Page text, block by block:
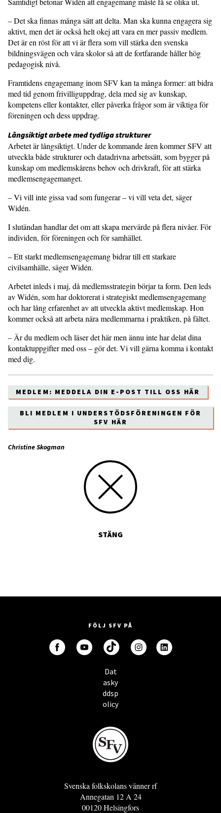
– Det ska finnas många sätt att delta. Man ska kunna engagera sig
aktivt, men det är också helt okej att vara en mer passiv medlem.
Det är en röst för att vi är flera som vill stärka den svenska
bildningsvägen och våra skolor så att de fortfarande håller hög
pedagogisk nivå.
Framtidens engagemang inom SFV kan ta många former: att bidra
med tid genom frivilliguppdrag, dela med sig av kunskap,
kompetens eller kontakter, eller påverka frågor som är viktiga för
föreningen och dess uppdrag.
Långsiktigt arbete med tydliga strukturer
Arbetet är långsiktigt. Under de kommande åren kommer SFV att
utveckla både strukturer och datadrivna arbetssätt, som bygger på
kunskap om medlemskårens behov och drivkraft, för att stärka
medlemsengagemanget.
– Vi vill inte gissa vad som fungerar – vi vill veta det, säger
Widén.
I slutändan handlar det om att skapa mervärde på flera nivåer. För
individen, för föreningen och för samhället.
– Ett starkt medlemsengagemang bidrar till ett starkare
civilsamhälle, säger Widén.
Arbetet inleds i maj, då medlemsstrategin börjar ta form. Den leds
av Widén, som har doktorerat i strategiskt medlemsengagemang
och har lång erfarenhet av att utveckla aktivt medlemskap. Hon
kommer också att arbeta nära medlemmarna i praktiken, på fältet.
– Är du medlem och läser det här men ännu inte har delat dina
kontaktuppgifter med oss – gör det. Vi vill gärna komma i kontakt
med dig.
MEDLEM: MEDDELA DIN E-POST TILL OSS HÄR
BLI MEDLEM I UNDERSTÖDSFÖRENINGEN FÖR
SFV HÄR
Christine Skogman
STÄNG
FÖLJ SFV PÅ
Dat
asky
ddsp
olicy
Svenska folkskolans vänner rf
Annegatan 12 A 24
00120 Helsingfors